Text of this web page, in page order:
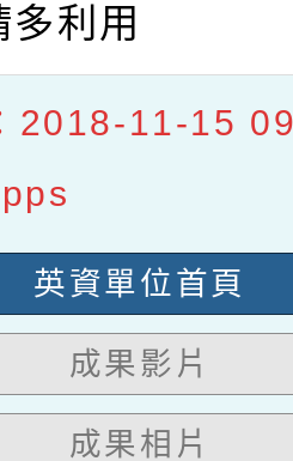
利用
2018-11-15
英資單位首頁
成果影片
成果相片